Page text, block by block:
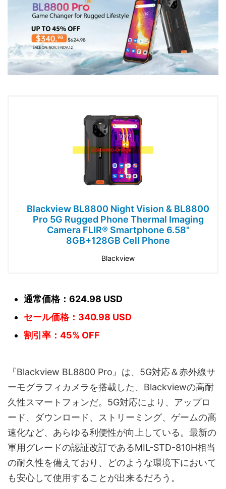
Blackview BL8800 Night Vision & BL8800
Pro 5G Rugged Phone Thermal Imaging
Camera FLIR® Smartphone 6.58"
8GB+128GB Cell Phone
Blackview
通常価格：624.98 USD
セール価格：340.98 USD
割引率：45% OFF
『Blackview BL8800 Pro』は、5G対応＆赤外線サ
ーモグラフィカメラを搭載した、Blackviewの高耐
久性スマートフォンだ。5G対応により、アップロ
ード、ダウンロード、ストリーミング、ゲームの高
速化など、あらゆる利便性が向上している。最新の
軍用グレードの認証改訂であるMIL-STD-810H相当
の耐久性を備えており、どのような環境下において
も安心して使用することが出来るだろう。